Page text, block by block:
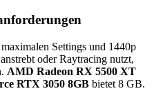
Settings und 1440p
oder Raytracing nutzt,
AMD Radeon RX 5500 XT
RTX 3050 8GB bietet 8 GB.